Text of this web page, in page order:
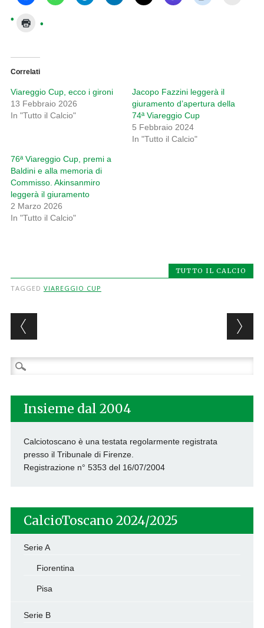
Correlati
Viareggio Cup, ecco i gironi
13 Febbraio 2026
In "Tutto il Calcio"
Jacopo Fazzini leggerà il
giuramento d’apertura della
74ª Viareggio Cup
5 Febbraio 2024
In "Tutto il Calcio"
76ª Viareggio Cup, premi a
Baldini e alla memoria di
Commisso. Akinsanmiro
leggerà il giuramento
2 Marzo 2026
In "Tutto il Calcio"
TUTTO IL CALCIO
TAGGED VIAREGGIO CUP
Post navigation
Ricerca
per:
Insieme dal 2004
Calciotoscano è una testata regolarmente registrata
presso il Tribunale di Firenze.
Registrazione n° 5353 del 16/07/2004
CalcioToscano 2024/2025
Serie A
Fiorentina
Pisa
Serie B